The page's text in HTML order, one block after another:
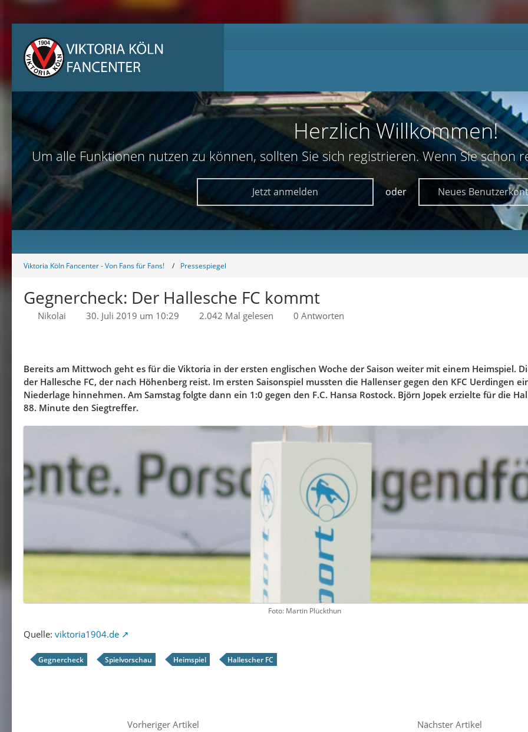
Herzlich Willkommen!
Um alle Funktionen nutzen zu können, sollten Sie sich registrieren. Wenn Sie schon
Jetzt anmelden oder Neues
Viktoria Köln Fancenter - Von Fans für Fans! Pressespiegel
Gegnercheck: Der Hallesche FC kommt
Nikolai 30. Juli 2019 um 10:29 2.042 Mal gelesen 0 Antworten
Bereits am Mittwoch geht es für die Viktoria in der ersten englischen Woche der Saison weiter mit einem Heimspiel.
der Hallesche FC, der nach Höhenberg reist. Im ersten Saisonspiel mussten die Hallenser gegen den KFC Uerdingen
Niederlage hinnehmen. Am Samstag folgte dann ein 1:0 gegen den F.C. Hansa Rostock. Björn Jopek erzielte für die
88. Minute den Siegtreffer.
Foto: Martin Plückthun
Quelle: viktoria1904.de
Gegnercheck Spielvorschau Heimspiel Hallescher FC
Vorheriger Artikel Nächster Artikel